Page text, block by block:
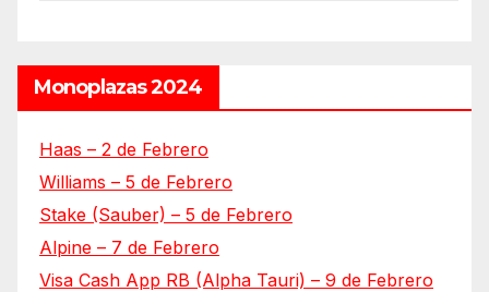
Monoplazas 2024
Haas – 2 de Febrero
Williams – 5 de Febrero
Stake (Sauber) – 5 de Febrero
Alpine – 7 de Febrero
Visa Cash App RB (Alpha Tauri) – 9 de Febrero